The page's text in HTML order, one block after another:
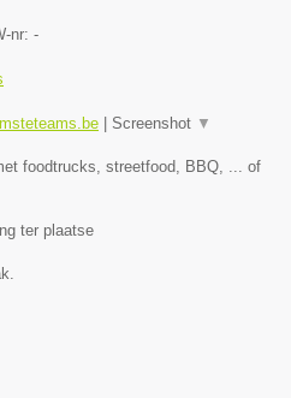
nr: -
| Screenshot ▼
foodtrucks, streetfood, BBQ, ... of
ter plaatse